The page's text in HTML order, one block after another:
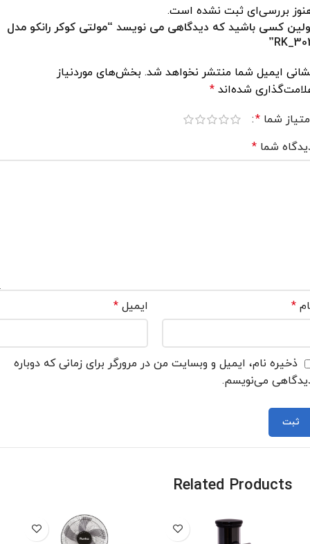
بررسی‌ای ثبت نشده است.
کسی باشید که دیدگاهی می نویسد “مولتی کوکر رانکو مدل
ایمیل شما منتشر نخواهد شد. بخش‌های موردنیاز
شده‌اند *
شما *
شما *
* ایمیل *
ذخیره نام، ایمیل و وبسایت من در مرورگر برای زمانی که دوباره
می‌نویسم.
Related Products